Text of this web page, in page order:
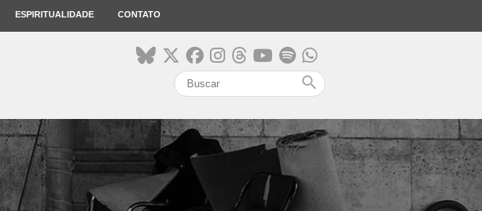
ESPIRITUALIDADE CONTATO
search